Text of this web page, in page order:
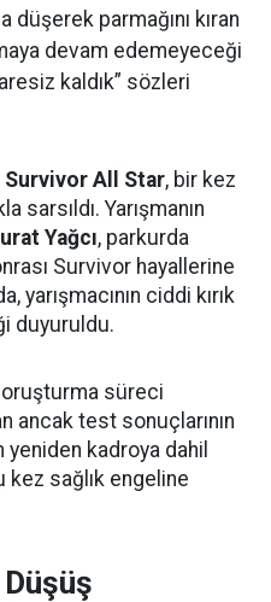
düşerek parmağını kıran
devam edemeyeceği
kaldık” sözleri
Survivor All Star, bir kez
sarsıldı. Yarışmanın
Yağcı, parkurda
Survivor hayallerine
yarışmacının ciddi kırık
duyuruldu.
soruşturma süreci
ancak test sonuçlarının
yeniden kadroya dahil
kez sağlık engeline